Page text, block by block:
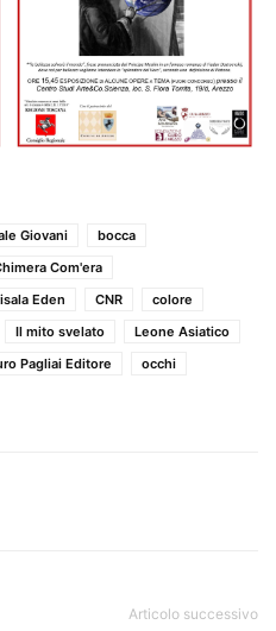
Giovani
bocca
Com'era
Eden CNR
colore
Il mito svelato
Leone Asiatico
Pagliai Editore
occhi
Articolo successivo